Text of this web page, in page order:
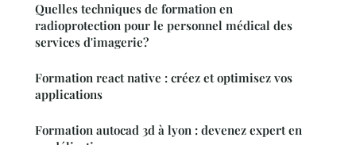
Quelles techniques de formation en
radioprotection pour le personnel médical des
services d'imagerie?
Formation react native : créez et optimisez vos
applications
Formation autocad 3d à lyon : devenez expert en